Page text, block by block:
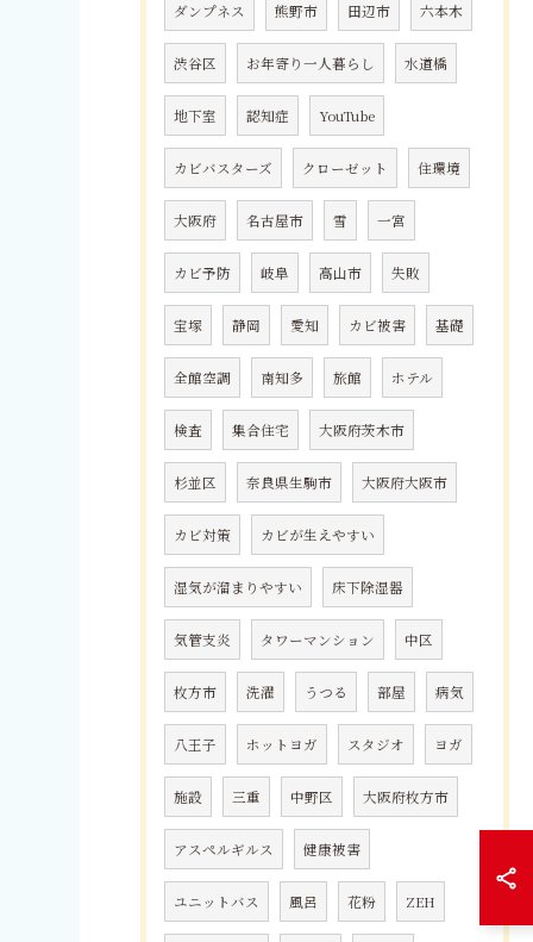
ダンプネス 熊野市 田辺市 六本木
渋谷区 お年寄り一人暮らし 水道橋
地下室 認知症 YouTube
カビバスターズ クローゼット 住環境
大阪府 名古屋市 雪 一宮
カビ予防 岐阜 高山市 失敗
宝塚 静岡 愛知 カビ被害 基礎
全館空調 南知多 旅館 ホテル
検査 集合住宅 大阪府茨木市
杉並区 奈良県生駒市 大阪府大阪市
カビ対策 カビが生えやすい
湿気が溜まりやすい 床下除湿器
気管支炎 タワーマンション 中区
枚方市 洗濯 うつる 部屋 病気
八王子 ホットヨガ スタジオ ヨガ
施設 三重 中野区 大阪府枚方市
アスペルギルス 健康被害
ユニットバス 風呂 花粉 ZEH